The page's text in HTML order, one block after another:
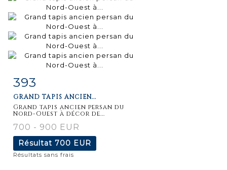
Fiche
393
GRAND TAPIS ANCIEN...
Grand tapis ancien persan du
Nord-Ouest à décor de...
700 - 900 EUR
Résultat 700 EUR
Résultats sans frais